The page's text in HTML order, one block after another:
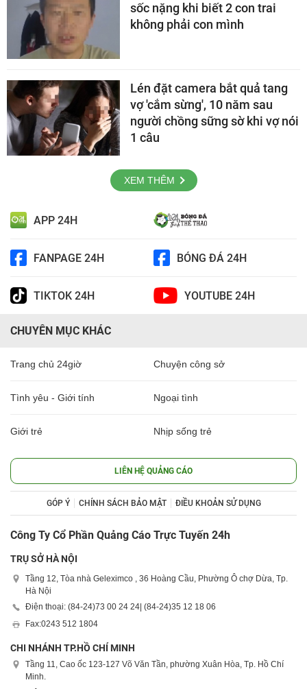
sốc nặng khi biết 2 con trai
không phải con mình
Lén đặt camera bắt quả tang
vợ 'cắm sừng', 10 năm sau
người chồng sững sờ khi vợ nói
1 câu
XEM THÊM
APP 24H
FANPAGE 24H BÓNG ĐÁ 24H
TIKTOK 24H YOUTUBE 24H
CHUYÊN MỤC KHÁC
Trang chủ 24giờ Chuyện công sở
Tình yêu - Giới tính Ngoại tình
Giới trẻ Nhịp sống trẻ
LIÊN HỆ QUẢNG CÁO
GÓP Ý CHÍNH SÁCH BẢO MẬT ĐIỀU KHOẢN SỬ DỤNG
Công Ty Cổ Phần Quảng Cáo Trực Tuyến 24h
TRỤ SỞ HÀ NỘI
Tầng 12, Tòa nhà Geleximco , 36 Hoàng Cầu, Phường Ô chợ Dừa, Tp.
Hà Nội
Điện thoại: (84-24)73 00 24 24 | (84-24)35 12 18 06
Fax:0243 512 1804
CHI NHÁNH TP.HỒ CHÍ MINH
Tầng 11, Cao ốc 123-127 Võ Văn Tần, phường Xuân Hòa, Tp. Hồ Chí
Minh.